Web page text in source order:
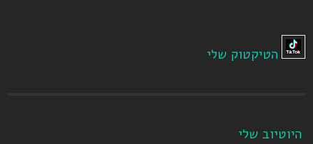
הטיקטוק שלי
היוטיוב שלי